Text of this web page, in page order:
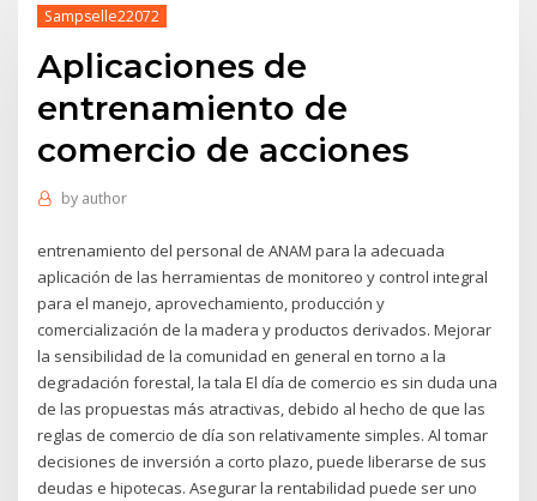
Sampselle22072
Aplicaciones de
entrenamiento de
comercio de acciones
by author
entrenamiento del personal de ANAM para la adecuada
aplicación de las herramientas de monitoreo y control integral
para el manejo, aprovechamiento, producción y
comercialización de la madera y productos derivados. Mejorar
la sensibilidad de la comunidad en general en torno a la
degradación forestal, la tala El día de comercio es sin duda una
de las propuestas más atractivas, debido al hecho de que las
reglas de comercio de día son relativamente simples. Al tomar
decisiones de inversión a corto plazo, puede liberarse de sus
deudas e hipotecas. Asegurar la rentabilidad puede ser uno